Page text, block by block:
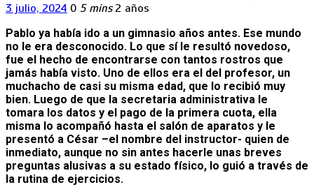
3 julio, 2024 0 5 mins 2 años
Pablo ya había ido a un gimnasio años antes. Ese mundo
no le era desconocido. Lo que sí le resultó novedoso,
fue el hecho de encontrarse con tantos rostros que
jamás había visto. Uno de ellos era el del profesor, un
muchacho de casi su misma edad, que lo recibió muy
bien. Luego de que la secretaria administrativa le
tomara los datos y el pago de la primera cuota, ella
misma lo acompañó hasta el salón de aparatos y le
presentó a César –el nombre del instructor- quien de
inmediato, aunque no sin antes hacerle unas breves
preguntas alusivas a su estado físico, lo guió a través de
la rutina de ejercicios.